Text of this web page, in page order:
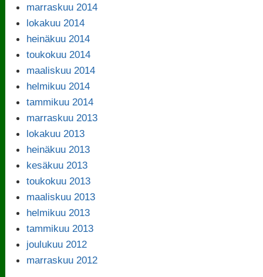
marraskuu 2014
lokakuu 2014
heinäkuu 2014
toukokuu 2014
maaliskuu 2014
helmikuu 2014
tammikuu 2014
marraskuu 2013
lokakuu 2013
heinäkuu 2013
kesäkuu 2013
toukokuu 2013
maaliskuu 2013
helmikuu 2013
tammikuu 2013
joulukuu 2012
marraskuu 2012